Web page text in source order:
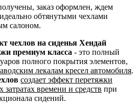
заказ оформлен, ждем
обтянутыми чехлами
салоном.
чехлов на сиденья Хендай
премиум класса - это полный
полного покрытия элементов,
лекалам кресел автомобиля.
создает эффект перетяжки
времени и средств при
сидений.